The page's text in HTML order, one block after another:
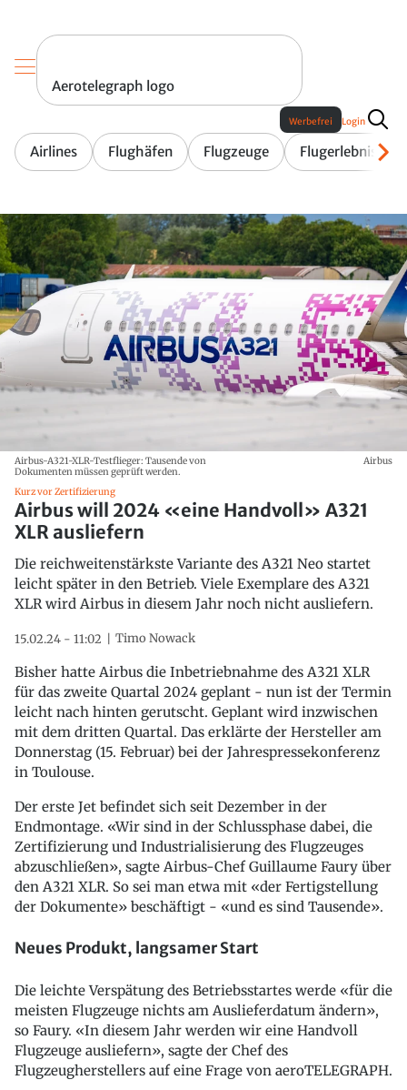
Aerotelegraph logo
Airlines Flughäfen Flugzeuge Flugerlebnis
Werbefrei Login
Airbus-A321-XLR-Testflieger: Tausende von
Dokumenten müssen geprüft werden.
Airbus
Kurz vor Zertifizierung
Airbus will 2024 «eine Handvoll» A321
XLR ausliefern
Die reichweitenstärkste Variante des A321 Neo startet
leicht später in den Betrieb. Viele Exemplare des A321
XLR wird Airbus in diesem Jahr noch nicht ausliefern.
15.02.24 - 11:02 Timo Nowack
Bisher hatte Airbus die Inbetriebnahme des A321 XLR
für das zweite Quartal 2024 geplant - nun ist der Termin
leicht nach hinten gerutscht. Geplant wird inzwischen
mit dem dritten Quartal. Das erklärte der Hersteller am
Donnerstag (15. Februar) bei der Jahrespressekonferenz
in Toulouse.
Der erste Jet befindet sich seit Dezember in der
Endmontage. «Wir sind in der Schlussphase dabei, die
Zertifizierung und Industrialisierung des Flugzeuges
abzuschließen», sagte Airbus-Chef Guillaume Faury über
den A321 XLR. So sei man etwa mit «der Fertigstellung
der Dokumente» beschäftigt - «und es sind Tausende».
Neues Produkt, langsamer Start
Die leichte Verspätung des Betriebsstartes werde «für die
meisten Flugzeuge nichts am Auslieferdatum ändern»,
so Faury. «In diesem Jahr werden wir eine Handvoll
Flugzeuge ausliefern», sagte der Chef des
Flugzeugherstellers auf eine Frage von aeroTELEGRAPH.